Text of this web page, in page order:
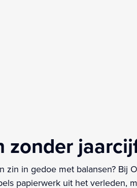
zonder
in gedoe met balansen? Bij
papierwerk uit het verleden,